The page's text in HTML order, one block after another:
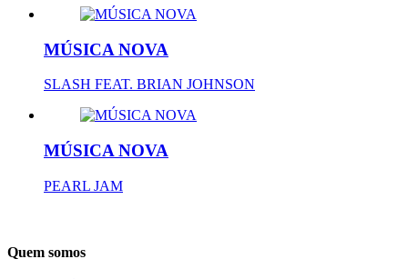
MÚSICA NOVA
SLASH FEAT. BRIAN JOHNSON
MÚSICA NOVA
PEARL JAM
Quem somos